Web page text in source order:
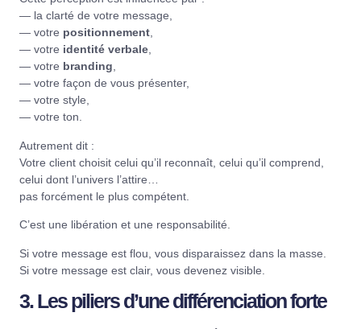
— la clarté de votre message,
— votre positionnement,
— votre identité verbale,
— votre branding,
— votre façon de vous présenter,
— votre style,
— votre ton.
Autrement dit :
Votre client choisit celui qu’il reconnaît, celui qu’il comprend,
celui dont l’univers l’attire…
pas forcément le plus compétent.
C’est une libération et une responsabilité.
Si votre message est flou, vous disparaissez dans la masse.
Si votre message est clair, vous devenez visible.
3. Les piliers d’une différenciation forte